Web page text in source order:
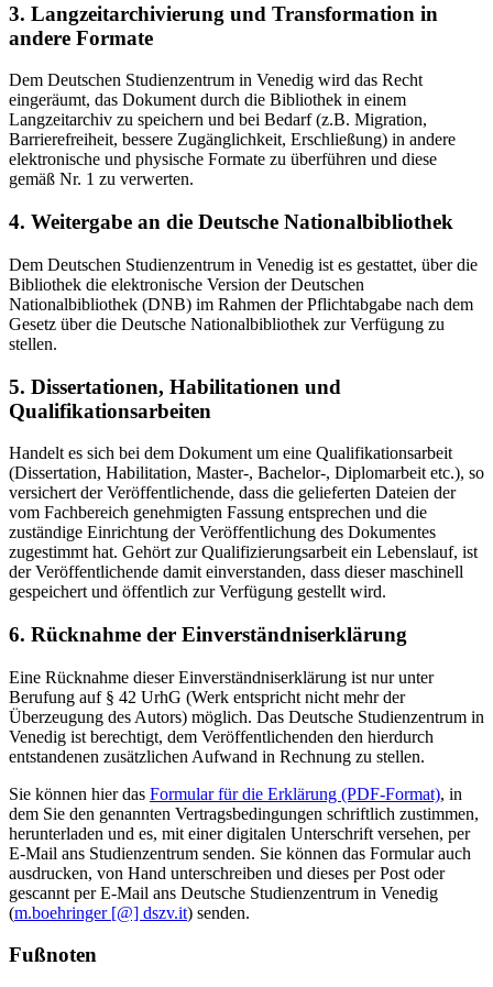
3. Langzeitarchivierung und Transformation in
andere Formate
Dem Deutschen Studienzentrum in Venedig wird das Recht
eingeräumt, das Dokument durch die Bibliothek in einem
Langzeitarchiv zu speichern und bei Bedarf (z.B. Migration,
Barrierefreiheit, bessere Zugänglichkeit, Erschließung) in andere
elektronische und physische Formate zu überführen und diese
gemäß Nr. 1 zu verwerten.
4. Weitergabe an die Deutsche Nationalbibliothek
Dem Deutschen Studienzentrum in Venedig ist es gestattet, über die
Bibliothek die elektronische Version der Deutschen
Nationalbibliothek (DNB) im Rahmen der Pflichtabgabe nach dem
Gesetz über die Deutsche Nationalbibliothek zur Verfügung zu
stellen.
5. Dissertationen, Habilitationen und
Qualifikationsarbeiten
Handelt es sich bei dem Dokument um eine Qualifikationsarbeit
(Dissertation, Habilitation, Master-, Bachelor-, Diplomarbeit etc.), so
versichert der Veröffentlichende, dass die gelieferten Dateien der
vom Fachbereich genehmigten Fassung entsprechen und die
zuständige Einrichtung der Veröffentlichung des Dokumentes
zugestimmt hat. Gehört zur Qualifizierungsarbeit ein Lebenslauf, ist
der Veröffentlichende damit einverstanden, dass dieser maschinell
gespeichert und öffentlich zur Verfügung gestellt wird.
6. Rücknahme der Einverständniserklärung
Eine Rücknahme dieser Einverständniserklärung ist nur unter
Berufung auf § 42 UrhG (Werk entspricht nicht mehr der
Überzeugung des Autors) möglich. Das Deutsche Studienzentrum in
Venedig ist berechtigt, dem Veröffentlichenden den hierdurch
entstandenen zusätzlichen Aufwand in Rechnung zu stellen.
Sie können hier das Formular für die Erklärung (PDF-Format), in
dem Sie den genannten Vertragsbedingungen schriftlich zustimmen,
herunterladen und es, mit einer digitalen Unterschrift versehen, per
E-Mail ans Studienzentrum senden. Sie können das Formular auch
ausdrucken, von Hand unterschreiben und dieses per Post oder
gescannt per E-Mail ans Deutsche Studienzentrum in Venedig
(m.boehringer [@] dszv.it) senden.
Fußnoten